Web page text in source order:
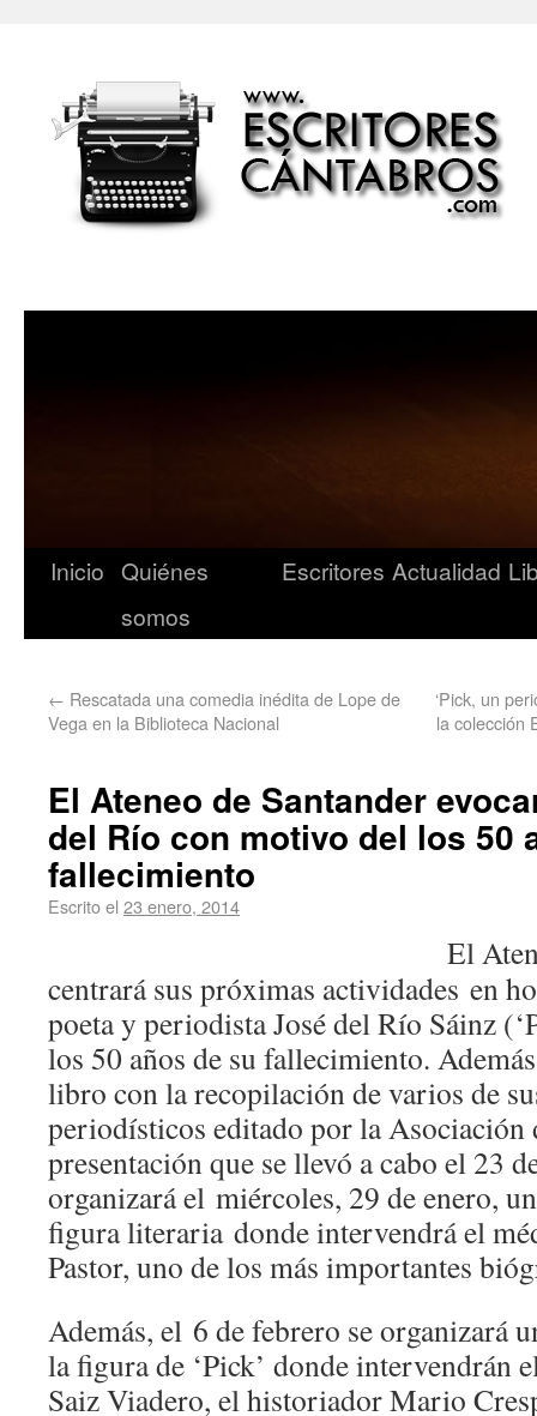
Inicio Quiénes
somos
Escritores Actualidad
← Rescatada una comedia inédita de Lope de
Vega en la Biblioteca Nacional
‘Pick, un
la colección
El Ateneo de Santander
del Río con motivo del los 50
fallecimiento
Escrito el 23 enero, 2014
El
centrará sus próximas actividades en
poeta y periodista José del Río Sáinz
los 50 años de su fallecimiento.
libro con la recopilación de varios de
periodísticos editado por la Asociación
presentación que se llevó a cabo el 23
organizará el miércoles, 29 de enero,
figura literaria donde intervendrá el
Pastor, uno de los más importantes
Además, el 6 de febrero se organizará
la figura de ‘Pick’ donde intervendrán
Saiz Viadero, el historiador Mario